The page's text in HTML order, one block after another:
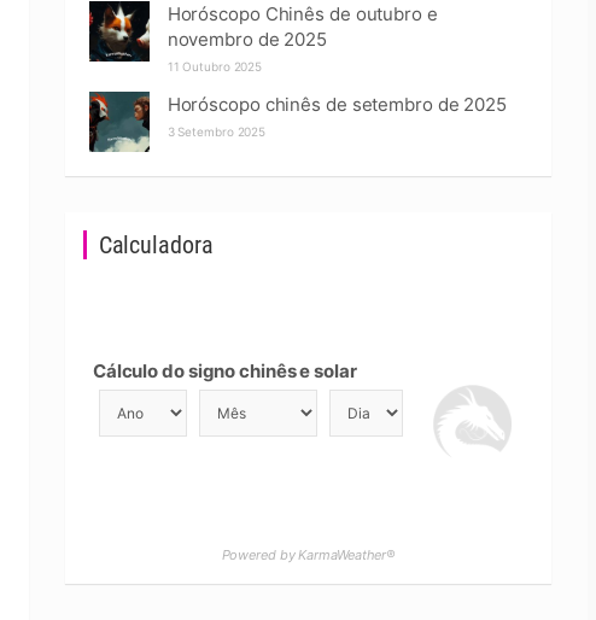
Horóscopo Chinês de outubro e
novembro de 2025
11 Outubro 2025
Horóscopo chinês de setembro de 2025
3 Setembro 2025
Calculadora
Cálculo do signo chinês e solar
Powered by KarmaWeather®